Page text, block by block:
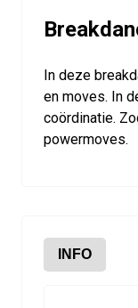
In deze
en moves. In
coördinatie.
powermoves.
INFO